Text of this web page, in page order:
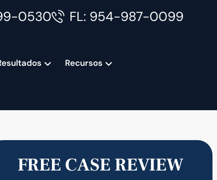
0530 FL: 954-987-0099
Recursos
FREE CASE REVIEW